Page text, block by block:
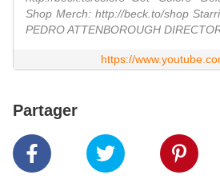
Shop Merch: http://beck.to/shop
PEDRO ATTENBOROUGH
https://
Partager